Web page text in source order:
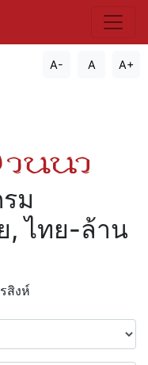
A- A A+
ม
, ไทย-ล้าน
สิงห์